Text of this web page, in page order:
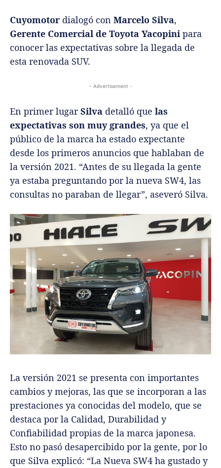
Cuyomotor dialogó con Marcelo Silva,
Gerente Comercial de Toyota Yacopini para
conocer las expectativas sobre la llegada de
esta renovada SUV.
- Advertisement -
En primer lugarSilva detalló que las
expectativas son muy grandes, ya que el
público de la marca ha estado expectante
desde los primeros anuncios que hablaban de
la versión 2021. “Antes de su llegada la gente
ya estaba preguntando por la nueva SW4, las
consultas no paraban de llegar”, aseveró Silva.
La versión 2021 se presenta con importantes
cambios y mejoras, las que se incorporan a las
prestaciones ya conocidas del modelo, que se
destaca por la Calidad, Durabilidad y
Confiabilidad propias de la marca japonesa.
Esto no pasó desapercibido por la gente, por lo
que Silva explicó: “La Nueva SW4 ha gustado y